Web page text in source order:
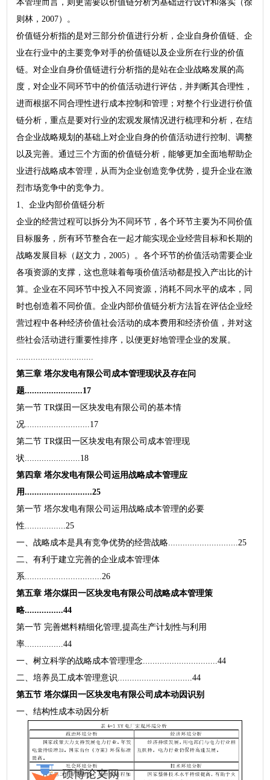
本管理而言，则更需要以价值链分析为基础进行设计和落实（徐
则林，2007）。
价值链分析指的是对三部分价值进行分析，企业自身价值链、企
业在行业中的主要竞争对手的价值链以及企业所在行业的价值
链。对企业自身价值链进行分析指的是站在企业战略发展的高
度，对企业不同环节中的价值活动进行评估，并判断其合理性，
进而根据不同合理性进行成本控制和管理；对整个行业进行价值
链分析，重点是要对行业的宏观发展情况进行梳理和分析，在结
合企业战略规划的基础上对企业自身的价值活动进行控制、调整
以及完善。通过三个方面的价值链分析，能够更加全面地帮助企
业进行战略成本管理，从而为企业创造竞争优势，提升企业在激
烈市场竞争中的竞争力。
1、企业内部价值链分析
企业的经营过程可以拆分为不同环节，各个环节主要为不同价值
目标服务，所有环节整合在一起才能实现企业经营目标和长期的
战略发展目标（赵文力，2005）。各个环节的价值活动需要企业
各项资源的支撑，这也意味着每项价值活动都是投入产出比的计
算。企业在不同环节中投入不同资源，消耗不同水平的成本，同
时也创造着不同价值。企业内部价值链分析方法旨在评估企业经
营过程中各种经济价值社会活动的成本费用和经济价值，并对这
些社会活动进行重要性排序，以便更好地管理企业的发展。
第三章 塔尔发电有限公司成本管理现状及存在问
题........................17
第一节 TR煤田一区块发电有限公司的基本情
况...........................17
第二节 TR煤田一区块发电有限公司成本管理现
状.......................18
第四章 塔尔发电有限公司运用战略成本管理应
用............................25
第一节 塔尔发电有限公司运用战略成本管理的必要
性.................25
一、战略成本是具有竞争优势的经营战略.............................25
二、有利于建立完善的企业成本管理体
系................................26
第五章 塔尔煤田一区块发电有限公司战略成本管理策
略................44
第一节 完善燃料精细化管理,提高生产计划性与利用
率................44
一、树立科学的战略成本管理理念...............................44
二、培养员工成本管理意识...............................44
第五节 塔尔煤田一区块发电有限公司成本动因识别
一、结构性成本动因分析